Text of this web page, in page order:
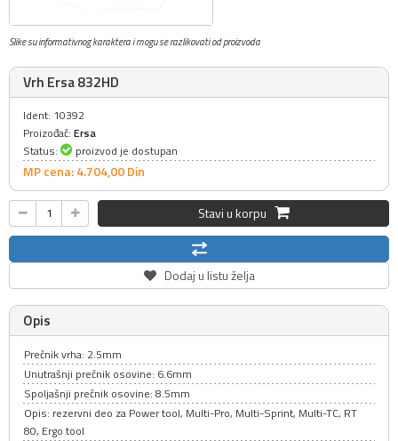
Slike su informativnog karaktera i mogu se razlikovati od proizvoda
Vrh Ersa 832HD
Ident: 10392
Proizođač: Ersa
Status:
proizvod je dostupan
MP cena: 4.704,00Din
Stavi u korpu
Dodaj u listu želja
Opis
Prečnik vrha: 2.5mm
Unutrašnji prečnik osovine: 6.6mm
Spoljašnji prečnik osovine: 8.5mm
Opis: rezervni deo za Power tool, Multi-Pro, Multi-Sprint, Multi-TC, RT
80, Ergo tool